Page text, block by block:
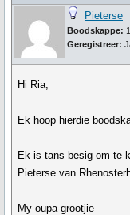
Pieterse
Boodskappe: 1
Geregistreer:
Hi Ria,
Ek hoop hierdie
Ek is tans besig om te
Pieterse van
My oupa-grootjie